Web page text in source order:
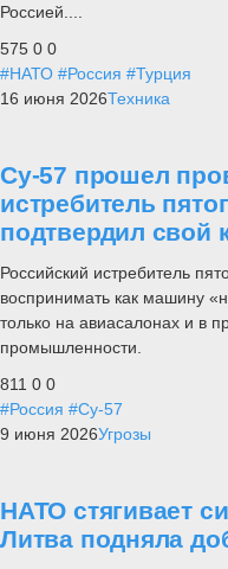
Россией....
575 0 0
#НАТО #Россия #Турция
16 июня 2026Техника
Су-57 прошел
истребитель
подтвердил свой
Российский истребитель
воспринимать как машину
только на авиасалонах и в
промышленности.
811 0 0
#Россия #Су-57
9 июня 2026Угрозы
НАТО стягивает
Литва подняла